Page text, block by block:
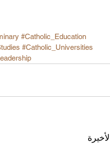
#Catholic_Education
#Catholic_Universities